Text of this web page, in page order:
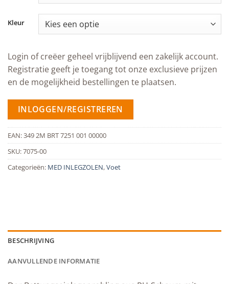
Kleur
Login of creëer geheel vrijblijvend een zakelijk account.
Registratie geeft je toegang tot onze exclusieve prijzen
en de mogelijkheid bestellingen te plaatsen.
INLOGGEN/REGISTREREN
EAN:349 2M BRT 7251 001 00000
SKU:7075-00
Categorieën: MED INLEGZOLEN,Voet
BESCHRIJVING
AANVULLENDE INFORMATIE